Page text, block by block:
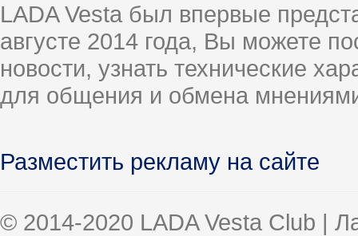
LADA Vesta был впервые
августе 2014 года, Вы можете
новости, узнать технические
для общения и обмена
Разместить рекламу на сайте
© 2014-2020 LADA Vesta Club |